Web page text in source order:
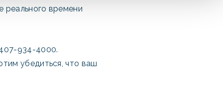
реального времени
934-4000.
убедиться, что ваш